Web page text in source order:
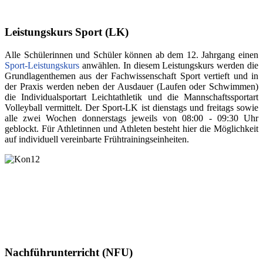
Leistungskurs Sport (LK)
Alle Schülerinnen und Schüler können ab dem 12. Jahrgang einen
Sport-Leistungskurs anwählen. In diesem Leistungskurs werden die
Grundlagenthemen aus der Fachwissenschaft Sport vertieft und in
der Praxis werden neben der Ausdauer (Laufen oder Schwimmen)
die Individualsportart Leichtathletik und die Mannschaftssportart
Volleyball vermittelt. Der Sport-LK ist dienstags und freitags sowie
alle zwei Wochen donnerstags jeweils von 08:00 - 09:30 Uhr
geblockt. Für Athletinnen und Athleten besteht hier die Möglichkeit
auf individuell vereinbarte Frühtrainingseinheiten.
Nachführunterricht (NFU)